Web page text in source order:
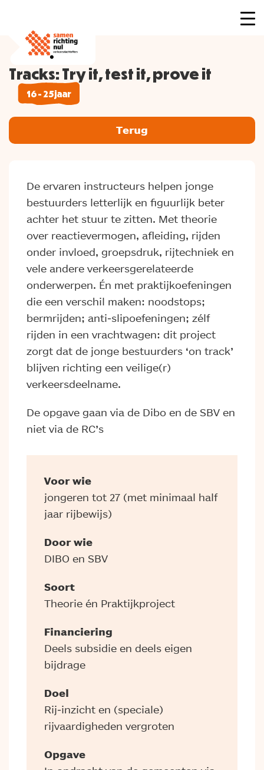
Tracks: Try it, test it, prove it
16 - 25 jaar
Terug
De ervaren instructeurs helpen jonge
bestuurders letterlijk en figuurlijk beter
achter het stuur te zitten. Met theorie
over reactievermogen, afleiding, rijden
onder invloed, groepsdruk, rijtechniek en
vele andere verkeersgerelateerde
onderwerpen. Én met praktijkoefeningen
die een verschil maken: noodstops;
bermrijden; anti-slipoefeningen; zélf
rijden in een vrachtwagen: dit project
zorgt dat de jonge bestuurders ‘on track’
blijven richting een veilige(r)
verkeersdeelname.
De opgave gaan via de Dibo en de SBV en
niet via de RC’s
Voor wie
jongeren tot 27 (met minimaal half
jaar rijbewijs)
Door wie
DIBO en SBV
Soort
Theorie én Praktijkproject
Financiering
Deels subsidie en deels eigen
bijdrage
Doel
Rij-inzicht en (speciale)
rijvaardigheden vergroten
Opgave